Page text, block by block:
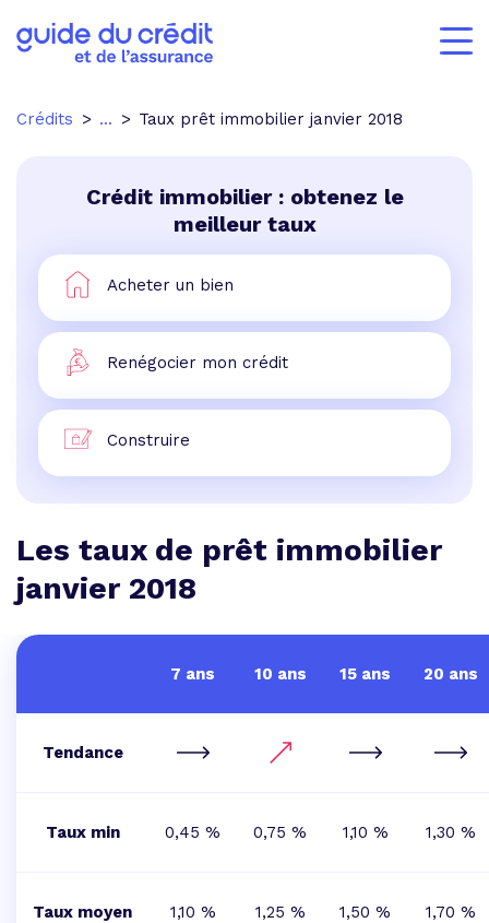
Crédits ... Taux prêt immobilier janvier 2018
Crédit immobilier : obtenez le
meilleur taux
Acheter un bien
Renégocier mon crédit
Construire
Les taux de prêt immobilier
janvier 2018
7 ans 10 ans 15 ans 20 ans
Tendance
Taux min 0,45 % 0,75 % 1,10 % 1,30 %
Taux moyen 1,10 % 1,25 % 1,50 % 1,70 %